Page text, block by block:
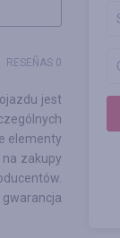
RESEÑAS 0
jest
elementy
zakupy